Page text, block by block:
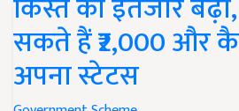
सकते हैं ₹2,000 और
अपना स्टेटस